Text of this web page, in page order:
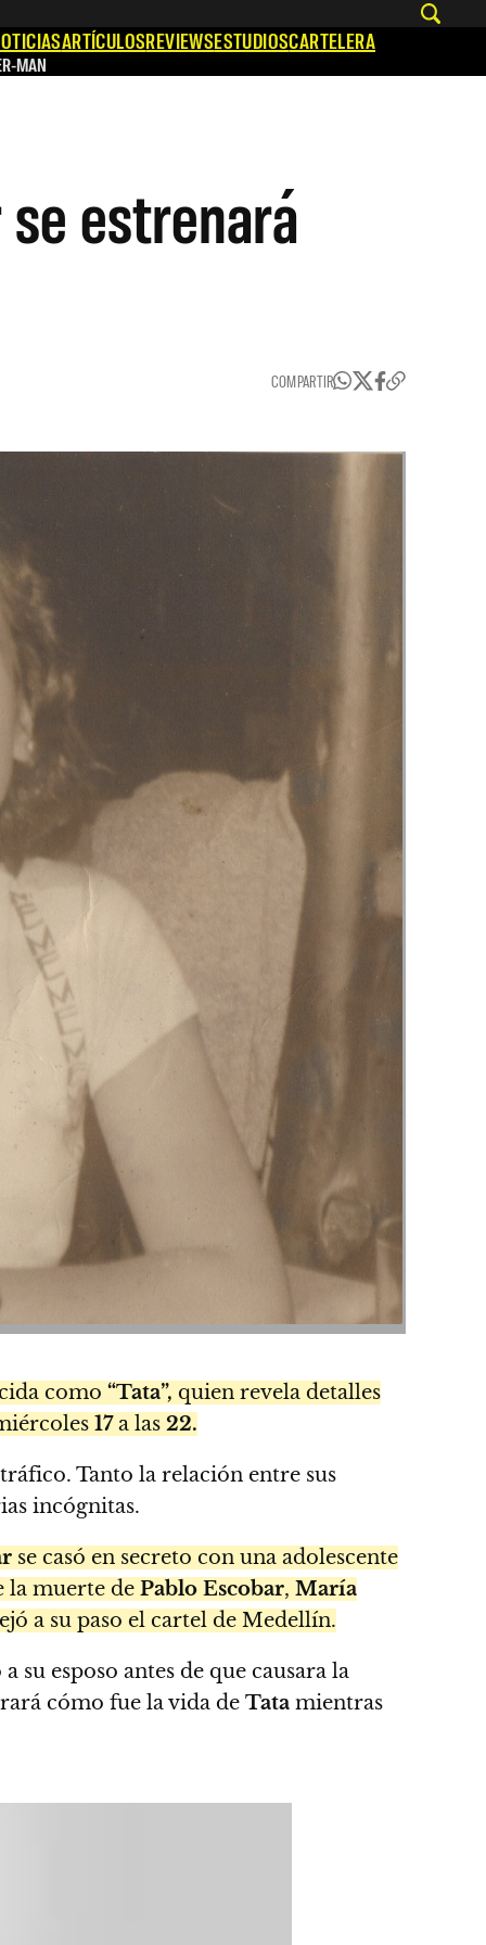
ARTÍCULOSREVIEWSESTUDIOSCARTELERA
MAN
estrenará
COMPARTIR
como “Tata”, quien revela detalles
17a las 22.
Tanto la relación entre sus
incógnitas.
se casó en secreto con una adolescente
la muerte de Pablo Escobar, María
a su paso el cartel de Medellín.
esposo antes de que causara la
cómo fue la vida de Tata mientras